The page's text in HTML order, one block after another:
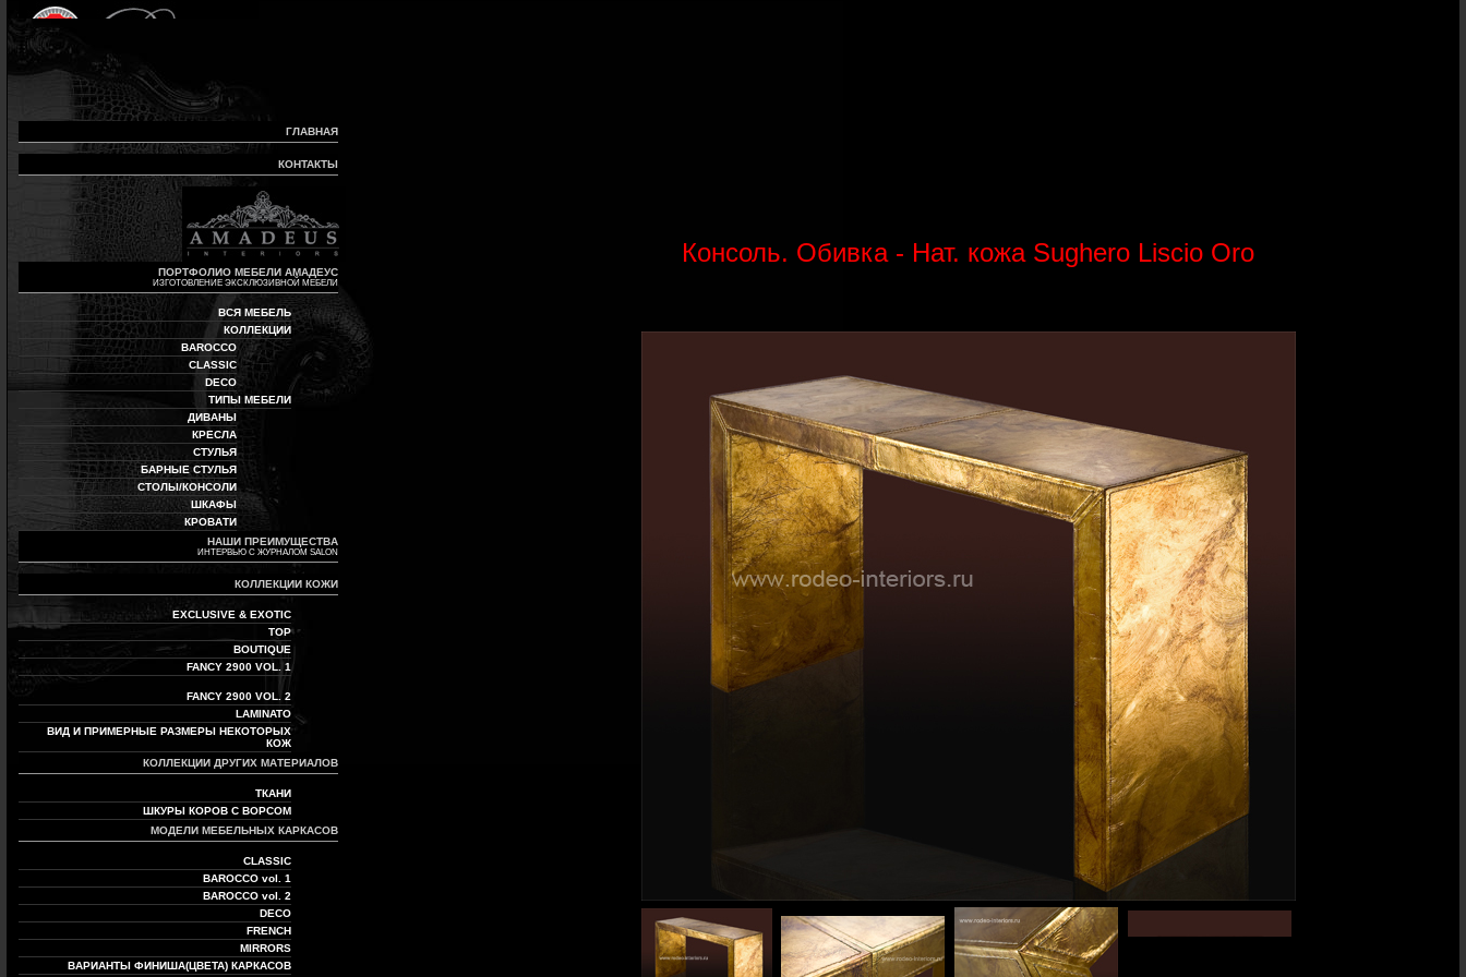
ГЛАВНАЯ
КОНТАКТЫ
ПОРТФОЛИО МЕБЕЛИ АМАДЕУС
ИЗГОТОВЛЕНИЕ ЭКСКЛЮЗИВНОЙ МЕБЕЛИ
ВСЯ МЕБЕЛЬ
КОЛЛЕКЦИИ
BAROCCO
CLASSIC
DECO
ТИПЫ МЕБЕЛИ
ДИВАНЫ
КРЕСЛА
СТУЛЬЯ
БАРНЫЕ СТУЛЬЯ
СТОЛЫ/КОНСОЛИ
ШКАФЫ
КРОВАТИ
НАШИ ПРЕИМУЩЕСТВА
ИНТЕРВЬЮ С ЖУРНАЛОМ SALON
КОЛЛЕКЦИИ КОЖИ
EXCLUSIVE & EXOTIC
TOP
BOUTIQUE
FANCY 2900 VOL. 1
FANCY 2900 VOL. 2
LAMINATO
ВИД И ПРИМЕРНЫЕ РАЗМЕРЫ НЕКОТОРЫХ
КОЖ
КОЛЛЕКЦИИ ДРУГИХ МАТЕРИАЛОВ
ТКАНИ
ШКУРЫ КОРОВ С ВОРСОМ
МОДЕЛИ МЕБЕЛЬНЫХ КАРКАСОВ
CLASSIC
BAROCCO vol. 1
BAROCCO vol. 2
DECO
FRENCH
MIRRORS
ВАРИАНТЫ ФИНИША(ЦВЕТА) КАРКАСОВ
Консоль. Обивка - Нат. кожа Sughero Liscio Oro